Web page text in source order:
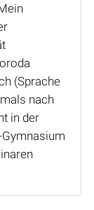
(Sprache
nach
in der